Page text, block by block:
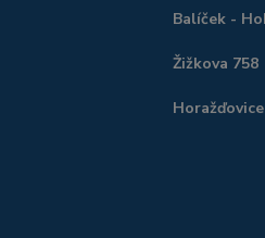
Balíček -
Žižkova 758